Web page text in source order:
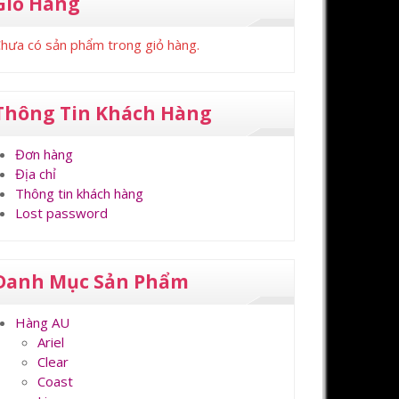
có sản phẩm trong giỏ hàng.
Tin Khách Hàng
Đơn hàng
Địa chỉ
Thông tin khách hàng
Lost password
Mục Sản Phẩm
Hàng AU
Ariel
Clear
Coast